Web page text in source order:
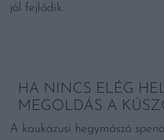
jól fejlődik.
HA NINCS ELÉG
MEGOLDÁS A
A kaukázusi hegymászó